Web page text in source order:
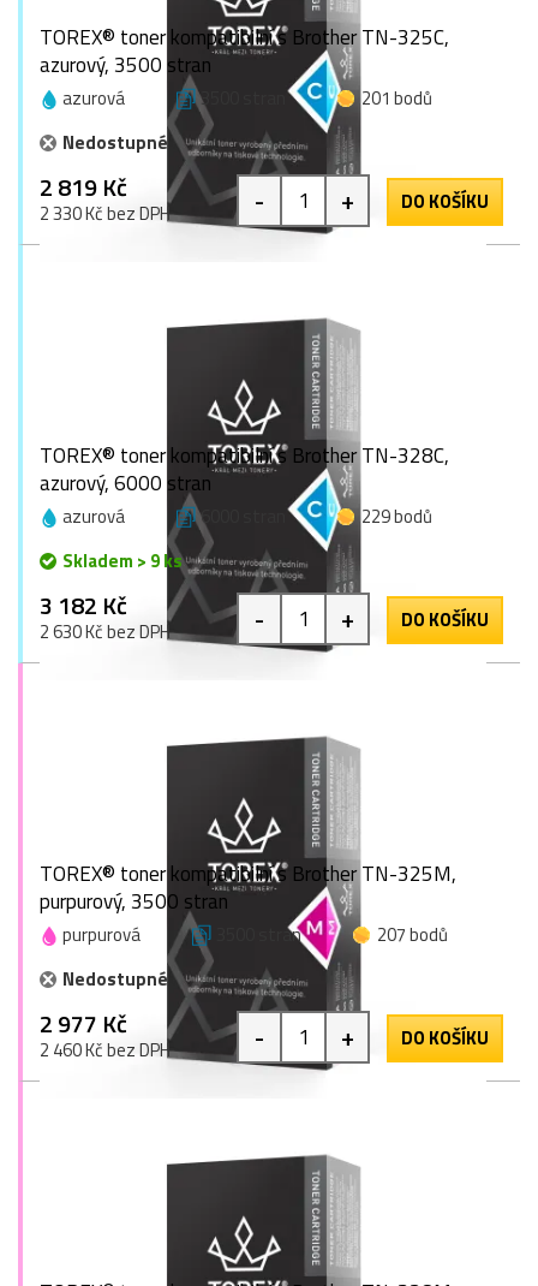
TOREX® toner kompatibilní s Brother TN-325C,
azurový, 3500 stran
azurová 3500 stran
201 bodů
Nedostupné
2 819 Kč
2 330 Kč bez DPH - + DO KOŠÍKU
TOREX® toner kompatibilní s Brother TN-328C,
azurový, 6000 stran
azurová 6000 stran
229 bodů
Skladem > 9 ks
3 182 Kč
2 630 Kč bez DPH - + DO KOŠÍKU
TOREX® toner kompatibilní s Brother TN-325M,
purpurový, 3500 stran
purpurová 3500 stran
207 bodů
Nedostupné
2 977 Kč
2 460 Kč bez DPH - + DO KOŠÍKU